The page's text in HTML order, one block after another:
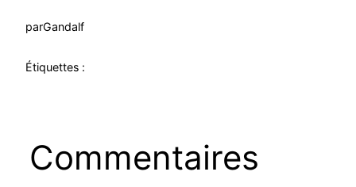
parGandalf
Étiquettes :
Commentaires